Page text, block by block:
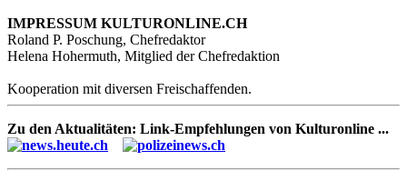
IMPRESSUM KULTURONLINE.CH
Roland P. Poschung, Chefredaktor
Helena Hohermuth, Mitglied der Chefredaktion
Kooperation mit diversen Freischaffenden.
Zu den Aktualitäten: Link-Empfehlungen von Kulturonline ...